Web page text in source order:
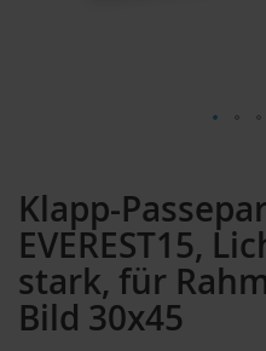
Klapp-
EVEREST15,
stark, für
Bild 30x45
der
Bildergalerie
springen